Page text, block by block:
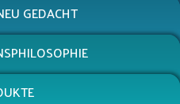
GEDACHT